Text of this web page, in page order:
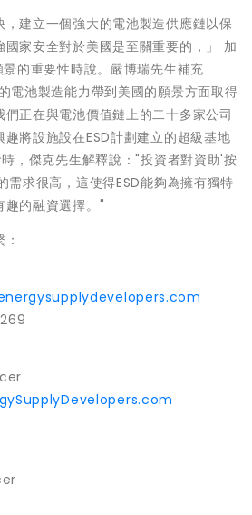
，建立一個強大的電池製造供應鏈以保
家安全對於美國是至關重要的，」 加
的重要性時說。嚴博瑞先生補充
電池製造能力帶到美國的願景方面取得
正在與電池價值鏈上的二十多家公司
將設施設在ESD計劃建立的超級基地
，傑克先生解釋說："投資者對資助'按
需求很高，這使得ESD能夠為擁有獨特
趣的融資選擇。"
9067
Officer